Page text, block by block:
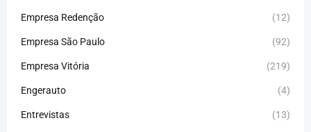
Empresa Redenção (12)
Empresa São Paulo (92)
Empresa Vitória (219)
Engerauto (4)
Entrevistas (13)